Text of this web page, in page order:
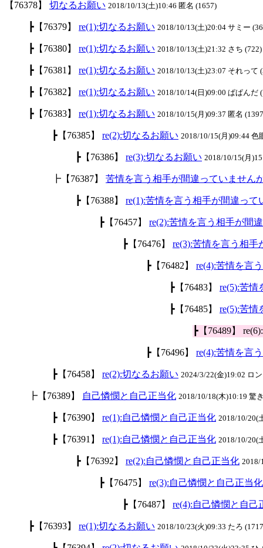
【76378】 切なるお願い 2018/10/13(土)10:46 匿名 (1657)
┣【76379】 re(1):切なるお願い 2018/10/13(土)20:04 サミー
┣【76380】 re(1):切なるお願い 2018/10/13(土)21:32 さち (722)
┣【76381】 re(1):切なるお願い 2018/10/13(土)23:07 それって
┣【76382】 re(1):切なるお願い 2018/10/14(日)09:00 ぱぱんだ
┣【76383】 re(1):切なるお願い 2018/10/15(月)09:37 匿名
┣【76385】 re(2):切なるお願い 2018/10/15(月)09:44 色
┣【76386】 re(3):切なるお願い 2018/10/15(月
┣【76387】 苦情を言う相手が間違っていません
┣【76388】 re(1):苦情を言う相手が間違って
┣【76457】 re(2):苦情を言う相手が間
┣【76476】 re(3):苦情を言う相
┣【76482】 re(4):苦情を言
┣【76483】 re(5):苦情
┣【76485】 re(5):苦情
┣【76489】
┣【76496】 re(4):苦情を言
┣【76458】 re(2):切なるお願い 2024/3/22(金)19:02 ロ
┣【76389】 自己憐憫と自己正当化 2018/10/18(木)10:19 驚
┣【76390】 re(1):自己憐憫と自己正当化 2018/10/20(
┣【76391】 re(1):自己憐憫と自己正当化 2018/10/20(
┣【76392】 re(2):自己憐憫と自己正当化 2018/
┣【76475】 re(3):自己憐憫と自己正当化
┣【76487】 re(4):自己憐憫と自己
┣【76393】 re(1):切なるお願い 2018/10/23(火)09:33 たろ